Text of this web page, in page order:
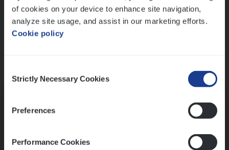
of cookies on your device to enhance site navigation,
analyze site usage, and assist in our marketing efforts.
Cookie policy
Selection
Strictly Necessary Cookies
Preferences
Performance Cookies